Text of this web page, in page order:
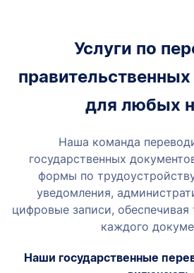
Услуги по
для любых
Наша команда
государственных
формы по
уведомления,
цифровые записи, обеспечивая
каждого
Наши государственные